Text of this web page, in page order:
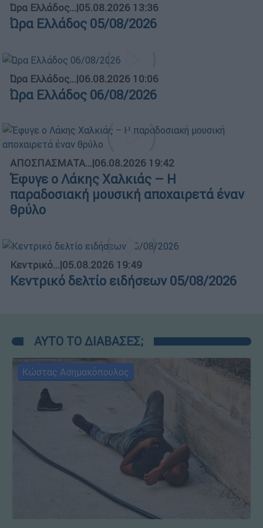
Ώρα Ελλάδος...|05.08.2026 13:36
Ώρα Ελλάδος 05/08/2026
Ώρα Ελλάδος...|06.08.2026 10:06
Ώρα Ελλάδος 06/08/2026
ΑΠΟΣΠΑΣΜΑΤΑ...|06.08.2026 19:42
Έφυγε ο Λάκης Χαλκιάς – Η
παραδοσιακή μουσική αποχαιρετά έναν
θρύλο
Κεντρικό...|05.08.2026 19:49
Κεντρικό δελτίο ειδήσεων 05/08/2026
ΑΥΤΟ ΤΟ ΔΙΑΒΑΣΕΣ;
Κώστας Ασημακόπουλος